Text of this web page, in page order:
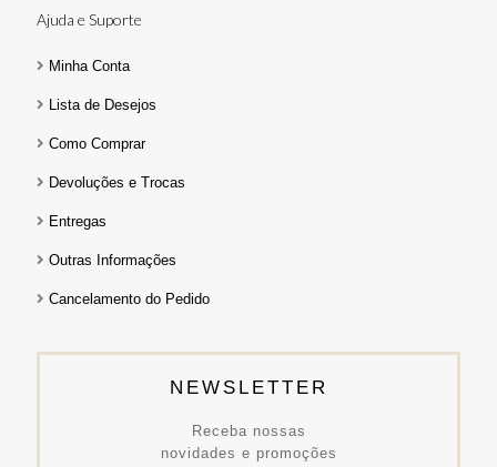
Ajuda e Suporte
Minha Conta
Lista de Desejos
Como Comprar
Devoluções e Trocas
Entregas
Outras Informações
Cancelamento do Pedido
NEWSLETTER
Receba nossas
novidades e promoções